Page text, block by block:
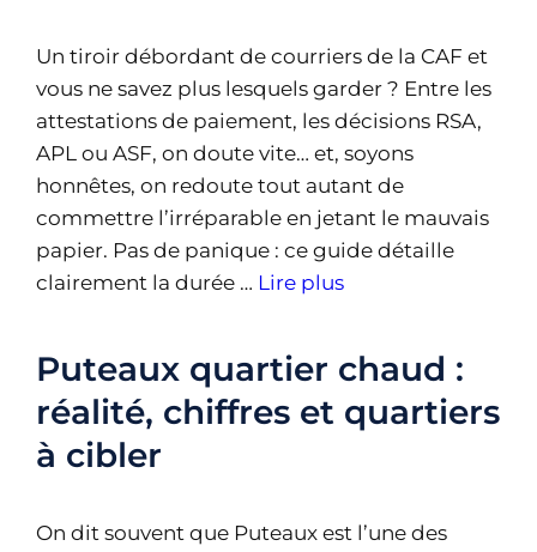
Un tiroir débordant de courriers de la CAF et
vous ne savez plus lesquels garder ? Entre les
attestations de paiement, les décisions RSA,
APL ou ASF, on doute vite… et, soyons
honnêtes, on redoute tout autant de
commettre l’irréparable en jetant le mauvais
papier. Pas de panique : ce guide détaille
clairement la durée … Lire plus
Puteaux quartier chaud :
réalité, chiffres et quartiers
à cibler
On dit souvent que Puteaux est l’une des